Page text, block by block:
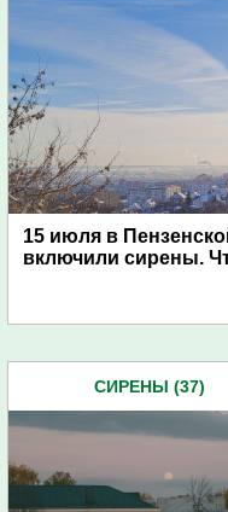
15 июля в
включили сирены.
СИРЕНЫ (37)